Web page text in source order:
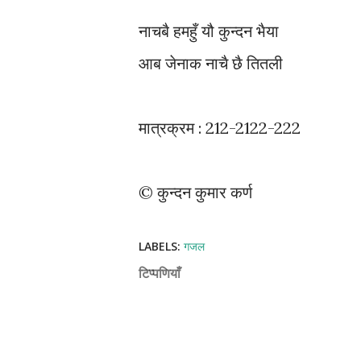
नाचबै हमहुँ यौ कुन्दन भैया
आब जेनाक नाचै छै तितली
मात्रक्रम : 212-2122-222
© कुन्दन कुमार कर्ण
LABELS: गजल
टिप्पणियाँ